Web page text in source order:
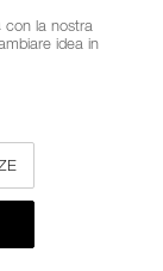
con la nostra
idea in